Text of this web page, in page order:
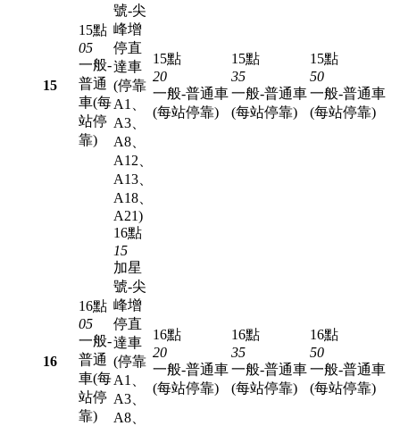
15
15點
05
一般-
普通
車(每
站停
靠)
號-尖
峰增
停直
達車
(停靠
A1、
A3、
A8、
A12、
A13、
A18、
A21)
15點
20
一般-普通車
(每站停靠)
15點
35
一般-普通車
(每站停靠)
15點
50
一般-普通車
(每站停靠)
16
16點
05
一般-
普通
車(每
站停
靠)
16點
15
加星
號-尖
峰增
停直
達車
(停靠
A1、
A3、
A8、
16點
20
一般-普通車
(每站停靠)
16點
35
一般-普通車
(每站停靠)
16點
50
一般-普通車
(每站停靠)